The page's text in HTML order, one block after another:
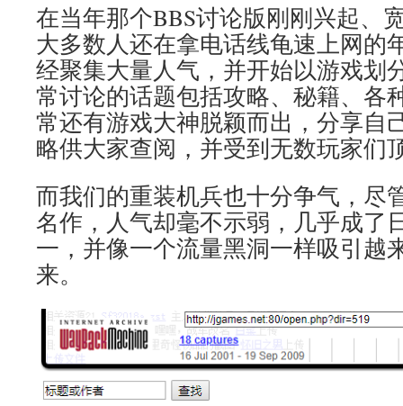
在当年那个BBS讨论版刚刚兴起、
大多数人还在拿电话线龟速上网的
经聚集大量人气，并开始以游戏划
常讨论的话题包括攻略、秘籍、各
常还有游戏大神脱颖而出，分享自
略供大家查阅，并受到无数玩家们
而我们的重装机兵也十分争气，尽
名作，人气却毫不示弱，几乎成了
一，并像一个流量黑洞一样吸引越
来。